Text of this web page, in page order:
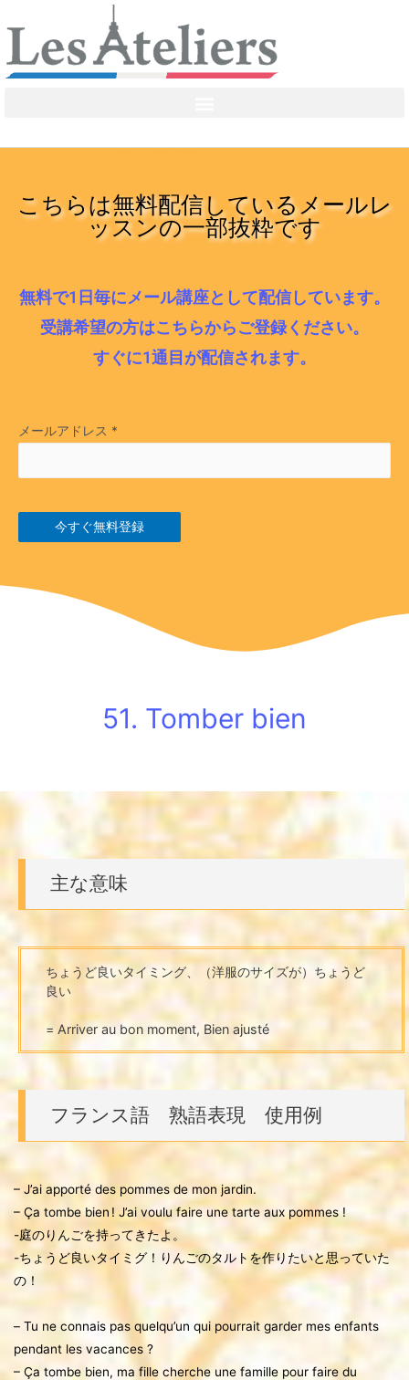
こちらは無料配信しているメールレ
ッスンの一部抜粋です
無料で1日毎にメール講座として配信しています。
受講希望の方はこちらからご登録ください。
すぐに1通目が配信されます。
メールアドレス *
今すぐ無料登録
51. Tomber bien
主な意味
ちょうど良いタイミング、（洋服のサイズが）ちょうど
良い
= Arriver au bon moment, Bien ajusté
フランス語 熟語表現 使用例
– J’ai apporté des pommes de mon jardin.
– Ça tombe bien ! J’ai voulu faire une tarte aux pommes !
-庭のりんごを持ってきたよ。
-ちょうど良いタイミグ！りんごのタルトを作りたいと思っていた
の！
– Tu ne connais pas quelqu’un qui pourrait garder mes enfants
pendant les vacances ?
– Ça tombe bien, ma fille cherche une famille pour faire du